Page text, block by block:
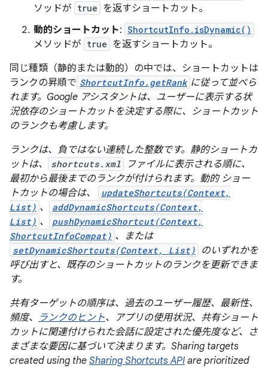
ソッドが true を返すショートカット。
動的ショートカット: ShortcutInfo.isDynamic()
メソッドが true を返すショートカット。
同じ種類（静的または動的）の中では、ショートカットは
ランクの昇順で ShortcutInfo.getRank に従って並べら
れます。Google アシスタントは、ユーザーに表示する状
況依存のショートカットを決定する際に、ショートカット
のランクも考慮します。
ランクは、負ではない連続した整数です。静的ショートカ
ットは、
shortcuts.xml
ファイルに表示される順に、
最初から最後までのランクが付けられます。動的 ショー
トカットの場合は、
updateShortcuts(Context,
List) 、
addDynamicShortcuts(Context,
List) 、
pushDynamicShortcut(Context,
ShortcutInfoCompat) 、または
setDynamicShortcuts(Context, List)
のいずれかを
呼び出すと、既存のショートカットのランクを更新できま
す。
共有ターゲットの順序は、過去のユーザー履歴、最新性、
頻度、
ランクのヒント、アプリの使用状況、共有ショート
カットに関連付けられた会話に設定された優先度など、さ
まざまな要因に基づいて決まります。Sharing targets
created using the Sharing Shortcuts API are prioritized